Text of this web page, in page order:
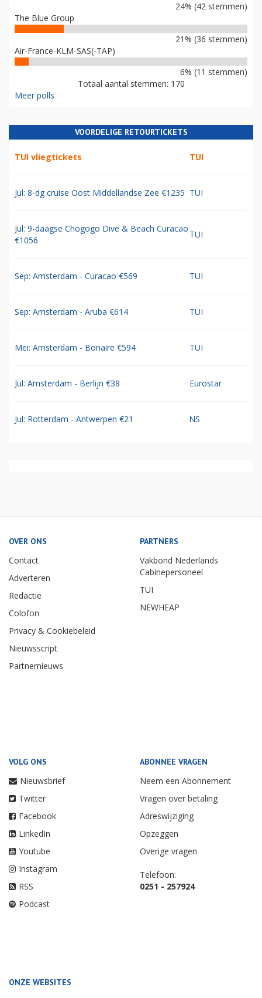
24% (42 stemmen)
The Blue Group
21% (36 stemmen)
Air-France-KLM-SAS(-TAP)
6% (11 stemmen)
Totaal aantal stemmen: 170
Meer polls
VOORDELIGE RETOURTICKETS
TUI vliegtickets TUI
Jul: 8-dg cruise Oost Middellandse Zee €1235 TUI
Jul: 9-daagse Chogogo Dive & Beach Curacao
€1056
TUI
Sep: Amsterdam - Curacao €569 TUI
Sep: Amsterdam - Aruba €614 TUI
Mei: Amsterdam - Bonaire €594 TUI
Jul: Amsterdam - Berlijn €38 Eurostar
Jul: Rotterdam - Antwerpen €21 NS
OVER ONS
Contact
Adverteren
Redactie
Colofon
Privacy & Cookiebeleid
Nieuwsscript
Partnernieuws
PARTNERS
Vakbond Nederlands
Cabinepersoneel
TUI
NEWHEAP
VOLG ONS
Nieuwsbrief
Twitter
Facebook
LinkedIn
Youtube
Instagram
RSS
Podcast
ABONNEE VRAGEN
Neem een Abonnement
Vragen over betaling
Adreswijziging
Opzeggen
Overige vragen
Telefoon:
0251 - 257924
ONZE WEBSITES